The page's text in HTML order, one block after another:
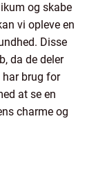
og skabe
vi opleve en
Disse
da de deler
brug for
at se en
charme og